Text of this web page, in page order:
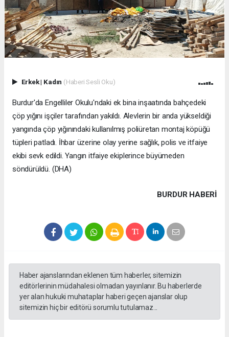
Erkek| Kadın (Haberi Sesli Oku)
Burdur'da Engelliler Okulu'ndaki ek bina inşaatında bahçedeki
çöp yığını işçiler tarafından yakıldı. Alevlerin bir anda yükseldiği
yangında çöp yığınındaki kullanılmış poliüretan montaj köpüğü
tüpleri patladı. İhbar üzerine olay yerine sağlık, polis ve itfaiye
ekibi sevk edildi. Yangın itfaiye ekiplerince büyümeden
söndürüldü. (DHA)
BURDUR HABERİ
Haber ajanslarından eklenen tüm haberler, sitemizin
editörlerinin müdahalesi olmadan yayınlanır. Bu haberlerde
yer alan hukuki muhataplar haberi geçen ajanslar olup
sitemizin hiç bir editörü sorumlu tutulamaz...